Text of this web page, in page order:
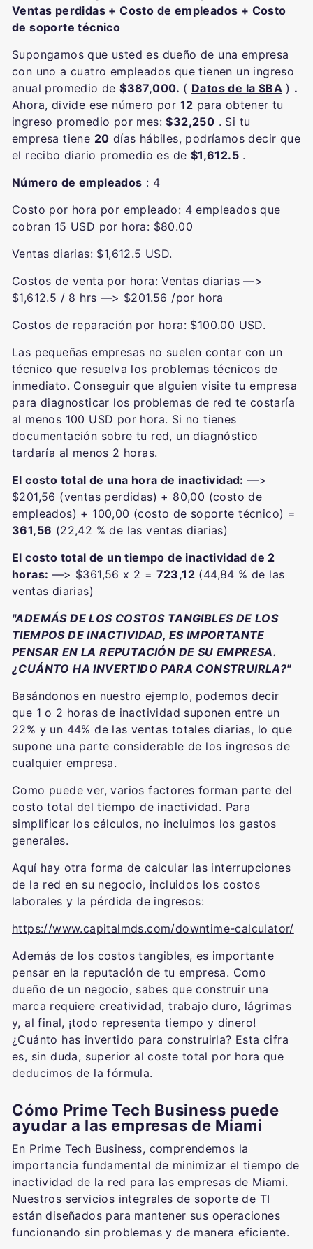
Ventas perdidas + Costo de empleados + Costo
de soporte técnico
Supongamos que usted es dueño de una empresa
con uno a cuatro empleados que tienen un ingreso
anual promedio de $387,000. ( Datos de la SBA ) .
Ahora, divide ese número por 12 para obtener tu
ingreso promedio por mes: $32,250 . Si tu
empresa tiene 20 días hábiles, podríamos decir que
el recibo diario promedio es de $1,612.5 .
Número de empleados : 4
Costo por hora por empleado: 4 empleados que
cobran 15 USD por hora: $80.00
Ventas diarias: $1,612.5 USD.
Costos de venta por hora: Ventas diarias —>
$1,612.5 / 8 hrs —> $201.56 /por hora
Costos de reparación por hora: $100.00 USD.
Las pequeñas empresas no suelen contar con un
técnico que resuelva los problemas técnicos de
inmediato. Conseguir que alguien visite tu empresa
para diagnosticar los problemas de red te costaría
al menos 100 USD por hora. Si no tienes
documentación sobre tu red, un diagnóstico
tardaría al menos 2 horas.
El costo total de una hora de inactividad: —>
$201,56 (ventas perdidas) + 80,00 (costo de
empleados) + 100,00 (costo de soporte técnico) =
361,56 (22,42 % de las ventas diarias)
El costo total de un tiempo de inactividad de 2
horas: —> $361,56 x 2 = 723,12 (44,84 % de las
ventas diarias)
"ADEMÁS DE LOS COSTOS TANGIBLES DE LOS
TIEMPOS DE INACTIVIDAD, ES IMPORTANTE
PENSAR EN LA REPUTACIÓN DE SU EMPRESA.
¿CUÁNTO HA INVERTIDO PARA CONSTRUIRLA?"
Basándonos en nuestro ejemplo, podemos decir
que 1 o 2 horas de inactividad suponen entre un
22% y un 44% de las ventas totales diarias, lo que
supone una parte considerable de los ingresos de
cualquier empresa.
Como puede ver, varios factores forman parte del
costo total del tiempo de inactividad. Para
simplificar los cálculos, no incluimos los gastos
generales.
Aquí hay otra forma de calcular las interrupciones
de la red en su negocio, incluidos los costos
laborales y la pérdida de ingresos:
https://www.capitalmds.com/downtime-calculator/
Además de los costos tangibles, es importante
pensar en la reputación de tu empresa. Como
dueño de un negocio, sabes que construir una
marca requiere creatividad, trabajo duro, lágrimas
y, al final, ¡todo representa tiempo y dinero!
¿Cuánto has invertido para construirla? Esta cifra
es, sin duda, superior al coste total por hora que
deducimos de la fórmula.
Cómo Prime Tech Business puede
ayudar a las empresas de Miami
En Prime Tech Business, comprendemos la
importancia fundamental de minimizar el tiempo de
inactividad de la red para las empresas de Miami.
Nuestros servicios integrales de soporte de TI
están diseñados para mantener sus operaciones
funcionando sin problemas y de manera eficiente.